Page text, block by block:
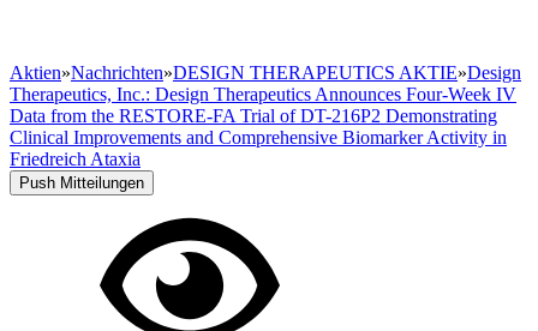
Aktien»Nachrichten»DESIGN THERAPEUTICS AKTIE»Design
Therapeutics, Inc.: Design Therapeutics Announces Four-Week IV
Data from the RESTORE-FA Trial of DT-216P2 Demonstrating
Clinical Improvements and Comprehensive Biomarker Activity in
Friedreich Ataxia
Push Mitteilungen